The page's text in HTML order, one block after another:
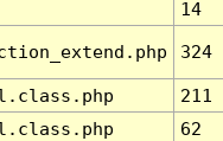
14
324
211
62